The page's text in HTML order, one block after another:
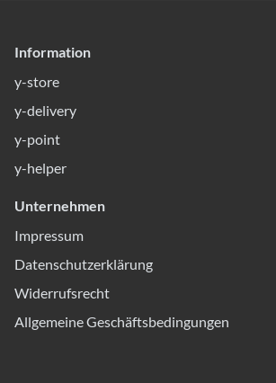
Information
y-store
y-delivery
y-point
y-helper
Unternehmen
Impressum
Datenschutzerklärung
Widerrufsrecht
Allgemeine Geschäftsbedingungen